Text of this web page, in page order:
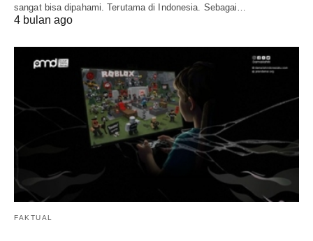
sangat bisa dipahami. Terutama di Indonesia. Sebagai…
4 bulan ago
FAKTUAL